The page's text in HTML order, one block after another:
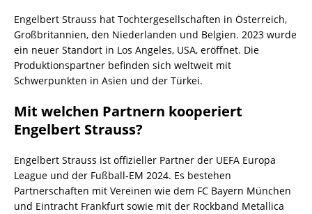
Engelbert Strauss hat Tochtergesellschaften in Österreich,
Großbritannien, den Niederlanden und Belgien. 2023 wurde
ein neuer Standort in Los Angeles, USA, eröffnet. Die
Produktionspartner befinden sich weltweit mit
Schwerpunkten in Asien und der Türkei.
Mit welchen Partnern kooperiert
Engelbert Strauss?
Engelbert Strauss ist offizieller Partner der UEFA Europa
League und der Fußball-EM 2024. Es bestehen
Partnerschaften mit Vereinen wie dem FC Bayern München
und Eintracht Frankfurt sowie mit der Rockband Metallica